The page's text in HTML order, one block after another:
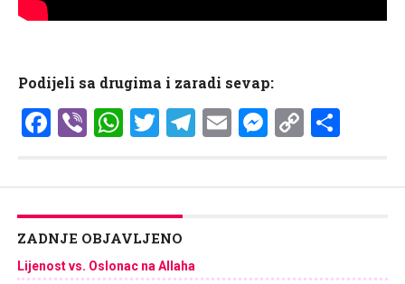
Podijeli sa drugima i zaradi sevap:
Facebook
ViberWhatsApp
Twitter
Telegram
EmailCopy
ZADNJE OBJAVLJENO
Lijenost vs. Oslonac na Allaha